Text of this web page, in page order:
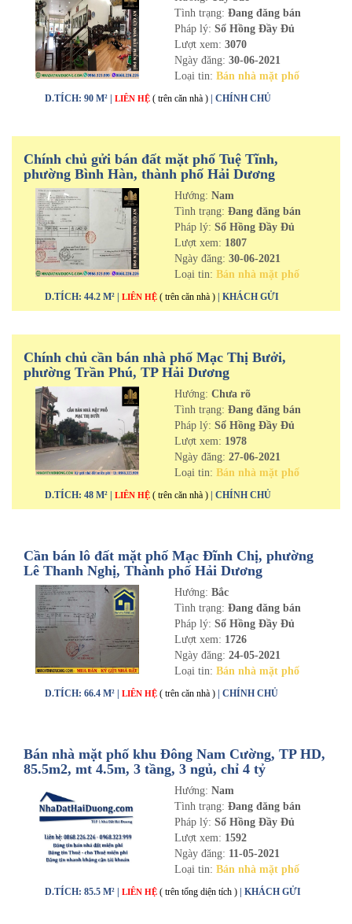
Tình trạng: Đang đăng bán
Pháp lý: Sổ Hồng Đầy Đủ
Lượt xem: 3070
Ngày đăng: 30-06-2021
Loại tin: Bán nhà mặt phố
D.TÍCH: 90 M² | LIÊN HỆ ( trên căn nhà ) | CHÍNH CHỦ
Chính chủ gửi bán đất mặt phố Tuệ Tĩnh,
phường Bình Hàn, thành phố Hải Dương
Hướng: Nam
Tình trạng: Đang đăng bán
Pháp lý: Sổ Hồng Đầy Đủ
Lượt xem: 1807
Ngày đăng: 30-06-2021
Loại tin: Bán nhà mặt phố
D.TÍCH: 44.2 M² | LIÊN HỆ ( trên căn nhà ) | KHÁCH GỬI
Chính chủ cần bán nhà phố Mạc Thị Bưởi,
phường Trần Phú, TP Hải Dương
Hướng: Chưa rõ
Tình trạng: Đang đăng bán
Pháp lý: Sổ Hồng Đầy Đủ
Lượt xem: 1978
Ngày đăng: 27-06-2021
Loại tin: Bán nhà mặt phố
D.TÍCH: 48 M² | LIÊN HỆ ( trên căn nhà ) | CHÍNH CHỦ
Cần bán lô đất mặt phố Mạc Đĩnh Chị, phường
Lê Thanh Nghị, Thành phố Hải Dương
Hướng: Bắc
Tình trạng: Đang đăng bán
Pháp lý: Sổ Hồng Đầy Đủ
Lượt xem: 1726
Ngày đăng: 24-05-2021
Loại tin: Bán nhà mặt phố
D.TÍCH: 66.4 M² | LIÊN HỆ ( trên căn nhà ) | CHÍNH CHỦ
Bán nhà mặt phố khu Đông Nam Cường, TP HD,
85.5m2, mt 4.5m, 3 tầng, 3 ngủ, chỉ 4 tỷ
Hướng: Nam
Tình trạng: Đang đăng bán
Pháp lý: Sổ Hồng Đầy Đủ
Lượt xem: 1592
Ngày đăng: 11-05-2021
Loại tin: Bán nhà mặt phố
D.TÍCH: 85.5 M² | LIÊN HỆ ( trên tổng diện tích ) | KHÁCH GỬI